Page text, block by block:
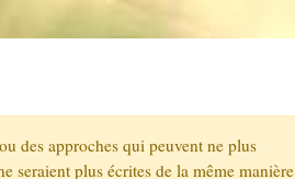
des approches qui peuvent ne plus
seraient plus écrites de la même manière